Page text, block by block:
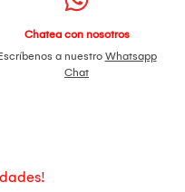
Chatea con nosotros
a nuestro Whatsapp
Chat